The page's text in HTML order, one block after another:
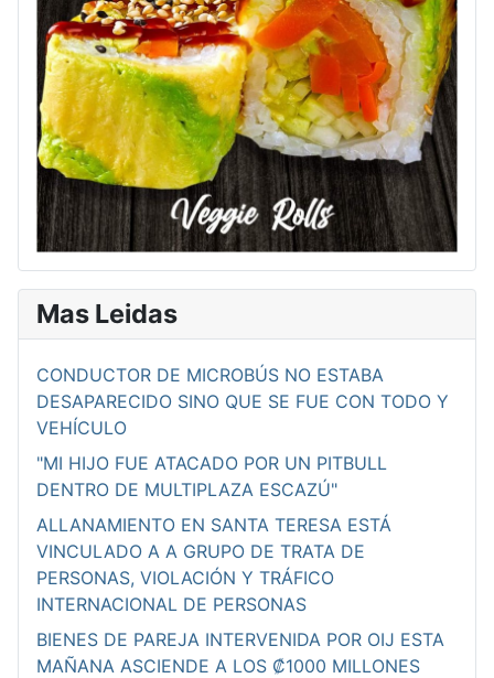
Mas Leidas
CONDUCTOR DE MICROBÚS NO ESTABA
DESAPARECIDO SINO QUE SE FUE CON TODO Y
VEHÍCULO
"MI HIJO FUE ATACADO POR UN PITBULL
DENTRO DE MULTIPLAZA ESCAZÚ"
ALLANAMIENTO EN SANTA TERESA ESTÁ
VINCULADO A A GRUPO DE TRATA DE
PERSONAS, VIOLACIÓN Y TRÁFICO
INTERNACIONAL DE PERSONAS
BIENES DE PAREJA INTERVENIDA POR OIJ ESTA
MAÑANA ASCIENDE A LOS ₡1000 MILLONES